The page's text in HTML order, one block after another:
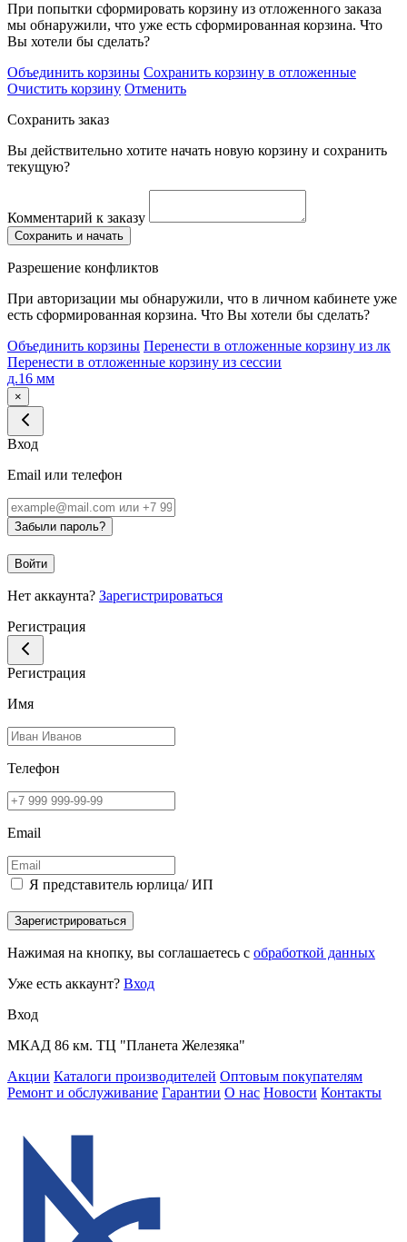
При попытки сформировать корзину из отложенного заказа
мы обнаружили, что уже есть сформированная корзина. Что
Вы хотели бы сделать?
Объединить корзины Сохранить корзину в отложенные
Очистить корзину Отменить
Сохранить заказ
Вы действительно хотите начать новую корзину и сохранить
текущую?
Комментарий к заказу
Сохранить и начать
Разрешение конфликтов
При авторизации мы обнаружили, что в личном кабинете уже
есть сформированная корзина. Что Вы хотели бы сделать?
Объединить корзины Перенести в отложенные корзину из лк
Перенести в отложенные корзину из сессии
д.16 мм
×
Вход
Email или телефон
Забыли пароль?
Войти
Нет аккаунта? Зарегистрироваться
Регистрация
Регистрация
Имя
Телефон
Email
Я представитель юрлица/ ИП
Зарегистрироваться
Нажимая на кнопку, вы соглашаетесь с обработкой данных
Уже есть аккаунт? Вход
Вход
МКАД 86 км. ТЦ "Планета Железяка"
Акции Каталоги производителей Оптовым покупателям
Ремонт и обслуживание Гарантии О нас Новости Контакты